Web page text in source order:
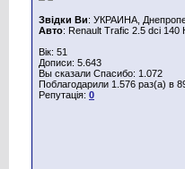
Звідки Ви: УКРАИНА,
Авто: Renault Trafic 2.5 dci 140
Вік: 51
Дописи: 5.643
Вы сказали Спасибо: 1.072
Поблагодарили 1.576 раз(а) в
Репутація: 0